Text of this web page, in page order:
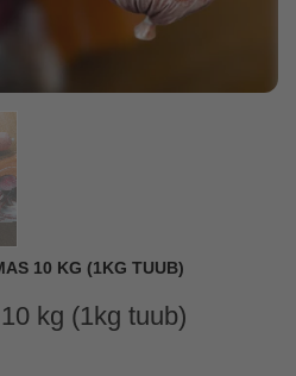
10 KG (1KG TUUB)
kg (1kg tuub)